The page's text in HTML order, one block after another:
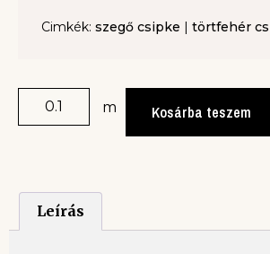
Cimkék: szegő csipke | törtfehér
m Kosárba teszem
Leírás